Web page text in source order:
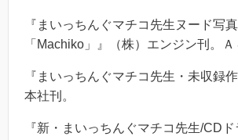
『まいっちんぐマチコ先生ヌード写
「Machiko」』（株）エンジン刊。Ａ
『まいっちんぐマチコ先生・未収録
本社刊。
『新・まいっちんぐマチコ先生/CDド